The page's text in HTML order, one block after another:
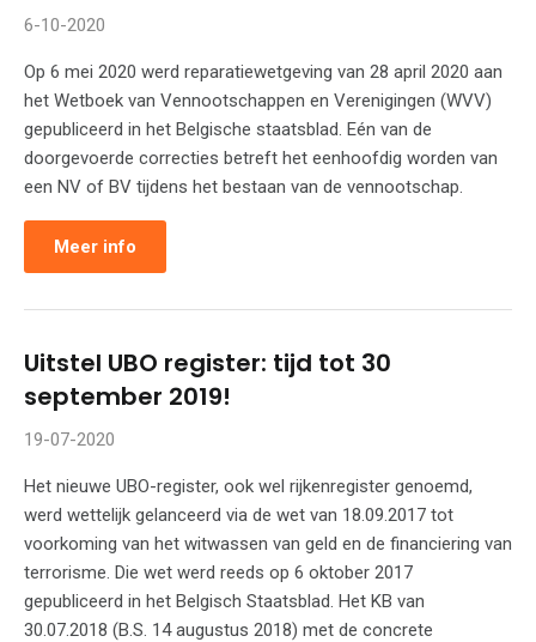
6-10-2020
Op 6 mei 2020 werd reparatiewetgeving van 28 april 2020 aan
het Wetboek van Vennootschappen en Verenigingen (WVV)
gepubliceerd in het Belgische staatsblad. Eén van de
doorgevoerde correcties betreft het eenhoofdig worden van
een NV of BV tijdens het bestaan van de vennootschap.
Meer info
Uitstel UBO register: tijd tot 30
september 2019!
19-07-2020
Het nieuwe UBO-register, ook wel rijkenregister genoemd,
werd wettelijk gelanceerd via de wet van 18.09.2017 tot
voorkoming van het witwassen van geld en de financiering van
terrorisme. Die wet werd reeds op 6 oktober 2017
gepubliceerd in het Belgisch Staatsblad. Het KB van
30.07.2018 (B.S. 14 augustus 2018) met de concrete